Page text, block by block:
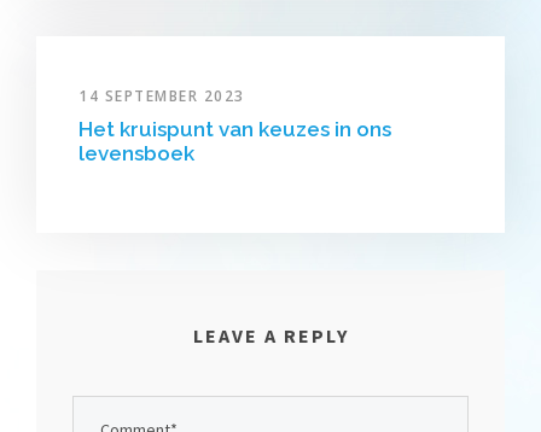
14 SEPTEMBER 2023
Het kruispunt van keuzes in ons
levensboek
LEAVE A REPLY